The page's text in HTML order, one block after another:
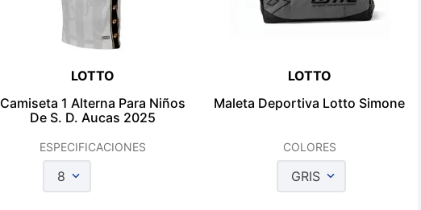
LOTTO
Camiseta 1 Alterna Para Niños
De S. D. Aucas 2025
ESPECIFICACIONES
8
LOTTO
Maleta Deportiva Lotto Simone
COLORES
GRIS